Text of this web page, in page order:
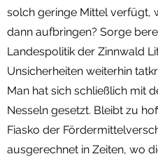
solch geringe Mittel verfügt,
dann aufbringen? Sorge
Landespolitik der Zinnwald
Unsicherheiten weiterhin
Man hat sich schließlich mit
Nesseln gesetzt. Bleibt zu
Fiasko der
ausgerechnet in Zeiten, wo